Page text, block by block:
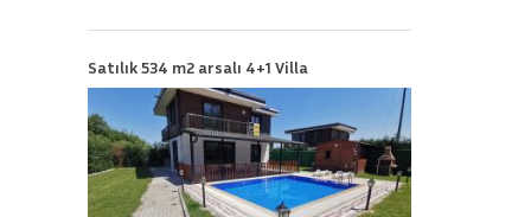
Satılık 534 m2 arsalı 4+1 Villa